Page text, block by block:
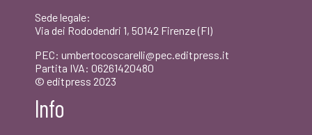
Sede legale:
Via dei Rododendri 1, 50142 Firenze (FI)
PEC: umbertocoscarelli@pec.editpress.it
Partita IVA: 06261420480
© editpress 2023
Info